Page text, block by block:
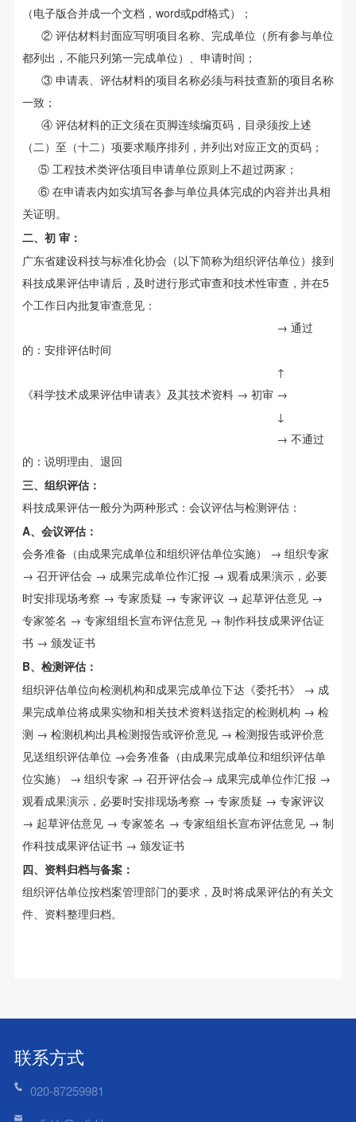
（电子版合并成一个文档，word或pdf格式）；
② 评估材料封面应写明项目名称、完成单位（所有参与单位
都列出，不能只列第一完成单位）、申请时间；
③ 申请表、评估材料的项目名称必须与科技查新的项目名称
一致；
④ 评估材料的正文须在页脚连续编页码，目录须按上述
（二）至（十二）项要求顺序排列，并列出对应正文的页码；
⑤ 工程技术类评估项目申请单位原则上不超过两家；
⑥ 在申请表内如实填写各参与单位具体完成的内容并出具相
关证明。
二、初 审：
广东省建设科技与标准化协会（以下简称为组织评估单位）接到
科技成果评估申请后，及时进行形式审查和技术性审查，并在5
个工作日内批复审查意见：
→ 通过
的：安排评估时间
↑
《科学技术成果评估申请表》及其技术资料 → 初审 →
↓
→ 不通过
的：说明理由、退回
三、组织评估：
科技成果评估一般分为两种形式：会议评估与检测评估：
A、会议评估：
会务准备（由成果完成单位和组织评估单位实施） → 组织专家
→ 召开评估会 → 成果完成单位作汇报 → 观看成果演示，必要
时安排现场考察 → 专家质疑 → 专家评议 → 起草评估意见 →
专家签名 → 专家组组长宣布评估意见 → 制作科技成果评估证
书 → 颁发证书
B、检测评估：
组织评估单位向检测机构和成果完成单位下达《委托书》 → 成
果完成单位将成果实物和相关技术资料送指定的检测机构 → 检
测 → 检测机构出具检测报告或评价意见 → 检测报告或评价意
见送组织评估单位 →会务准备（由成果完成单位和组织评估单
位实施） → 组织专家 → 召开评估会→ 成果完成单位作汇报 →
观看成果演示，必要时安排现场考察 → 专家质疑 → 专家评议
→ 起草评估意见 → 专家签名 → 专家组组长宣布评估意见 → 制
作科技成果评估证书 → 颁发证书
四、资料归档与备案：
组织评估单位按档案管理部门的要求，及时将成果评估的有关文
件、资料整理归档。
联系方式
020-87259981